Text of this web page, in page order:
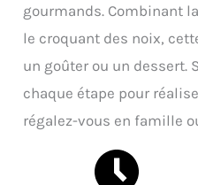
gourmands. Combinant
le croquant des noix,
un goûter ou un dessert.
chaque étape pour
régalez-vous en famille